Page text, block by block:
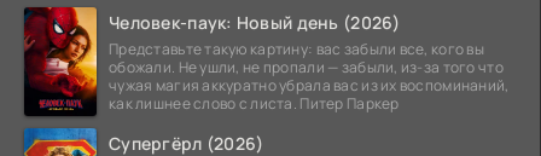
Человек-паук: Новый день (2026)
Представьте такую картину: вас забыли все, кого вы
обожали. Не ушли, не пропали — забыли, из-за того что
чужая магия аккуратно убрала вас из их воспоминаний,
как лишнее слово с листа. Питер Паркер
Супергёрл (2026)